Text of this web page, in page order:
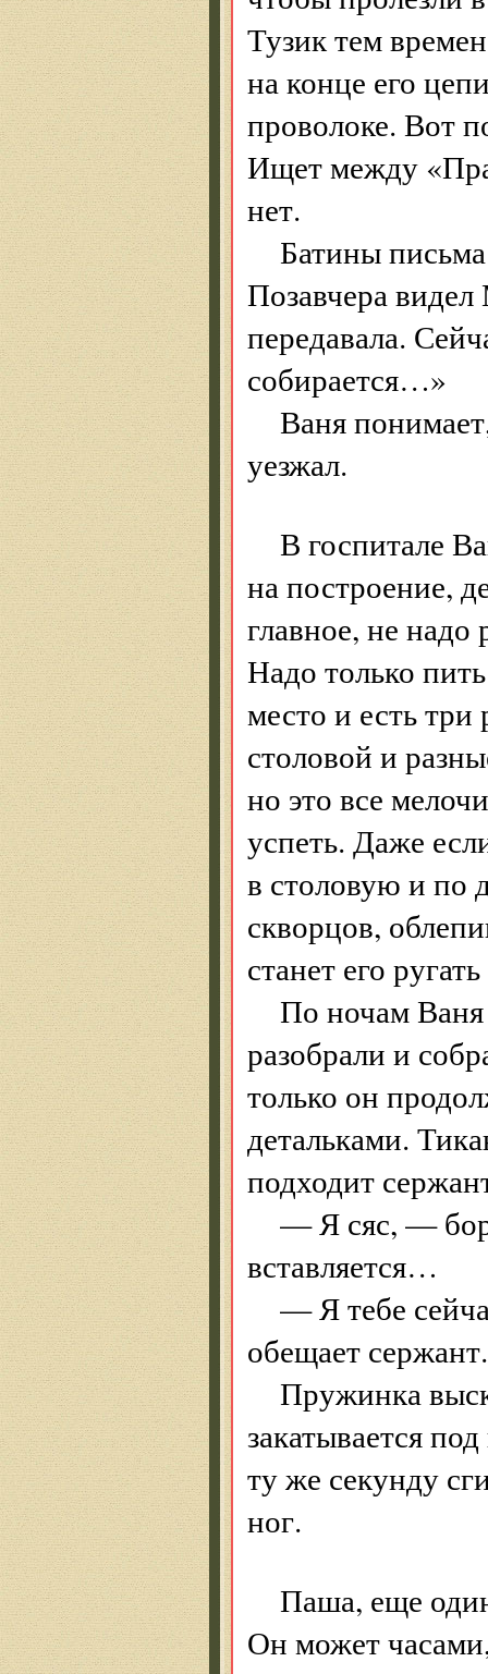
Тузик тем
на конце его
проволоке. Вот
Ищет между
нет.
Батины
Позавчера
передавала.
собирается…»
Ваня
уезжал.
В госпитале
на построение,
главное, не надо
Надо только
место и есть
столовой и
но это все
успеть. Даже
в столовую и по
скворцов,
станет его
По ночам Ваня
разобрали и
только он
детальками.
подходит
— Я сяс, —
вставляется…
— Я тебе
обещает сержант.
Пружинка
закатывается
ту же секунду
ног.
Паша, еще
Он может